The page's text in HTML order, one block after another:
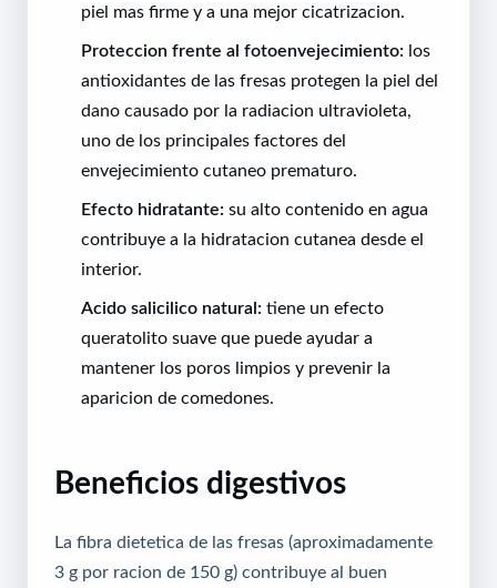
piel mas firme y a una mejor cicatrizacion.
Proteccion frente al fotoenvejecimiento: los
antioxidantes de las fresas protegen la piel del
dano causado por la radiacion ultravioleta,
uno de los principales factores del
envejecimiento cutaneo prematuro.
Efecto hidratante: su alto contenido en agua
contribuye a la hidratacion cutanea desde el
interior.
Acido salicilico natural: tiene un efecto
queratolito suave que puede ayudar a
mantener los poros limpios y prevenir la
aparicion de comedones.
Beneficios digestivos
La fibra dietetica de las fresas (aproximadamente
3 g por racion de 150 g) contribuye al buen